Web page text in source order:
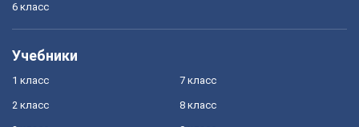
6 класс
Учебники
1 класс
2 класс
7 класс
8 класс